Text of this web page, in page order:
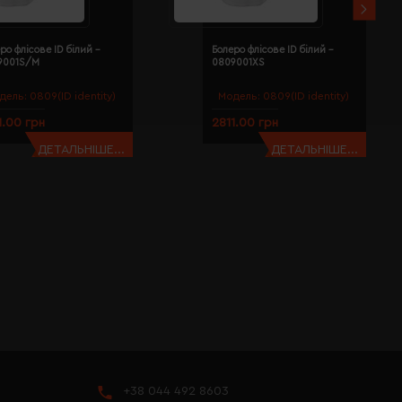
0809(ID identity)
флісове ID білий -
M
грн
ДЕТАЛЬНІШЕ...
Модель: 0809(ID identity)
Болеро флісове ID білий -
0809001XS
2811.00 грн
ДЕТАЛЬНІШЕ...
+38 044 492 8603